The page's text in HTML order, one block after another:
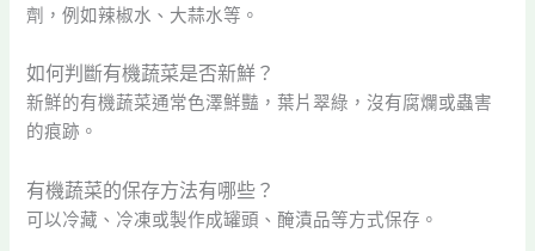
劑，例如辣椒水、大蒜水等。
如何判斷有機蔬菜是否新鮮？
新鮮的有機蔬菜通常色澤鮮豔，葉片翠綠，沒有腐爛或蟲害
的痕跡。
有機蔬菜的保存方法有哪些？
可以冷藏、冷凍或製作成罐頭、醃漬品等方式保存。